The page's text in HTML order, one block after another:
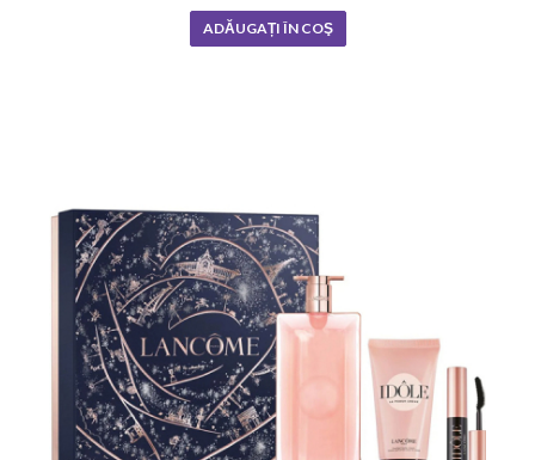
ADĂUGAȚI ÎN COŞ